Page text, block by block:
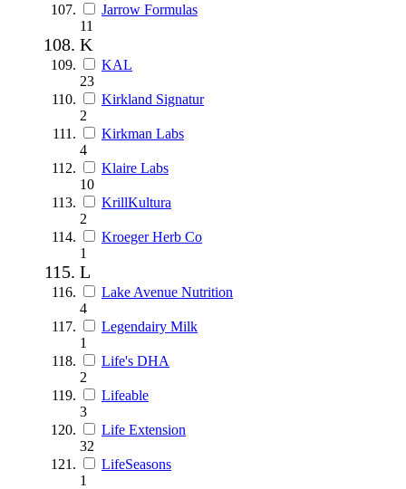
Jarrow Formulas
11
K
KAL
23
Kirkland Signatur
2
Kirkman Labs
4
Klaire Labs
10
KrillKultura
2
Kroeger Herb Co
1
L
Lake Avenue Nutrition
4
Legendairy Milk
1
Life's DHA
2
Lifeable
3
Life Extension
32
LifeSeasons
1